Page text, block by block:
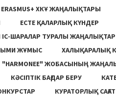
ERASMUS+ ХКҰ ЖАҢАЛЫҚТАРЫ
ЕСТЕ ҚАЛАРЛЫҚ КҮНДЕР
ШАРАЛАР ТУРАЛЫ ЖАҢАЛЫҚТАР
ЖҰМЫС
ХАЛЫҚАРАЛЫҚ
"HARMONEE" ЖОБАСЫНЫҢ
КӘСІПТІК БАҒДАР БЕРУ
КУРАТОРЛЫҚ